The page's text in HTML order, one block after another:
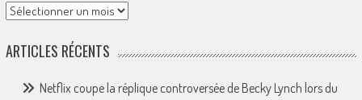
Archives
ARTICLES RÉCENTS
Netflix coupe la réplique controversée de Becky Lynch lors du